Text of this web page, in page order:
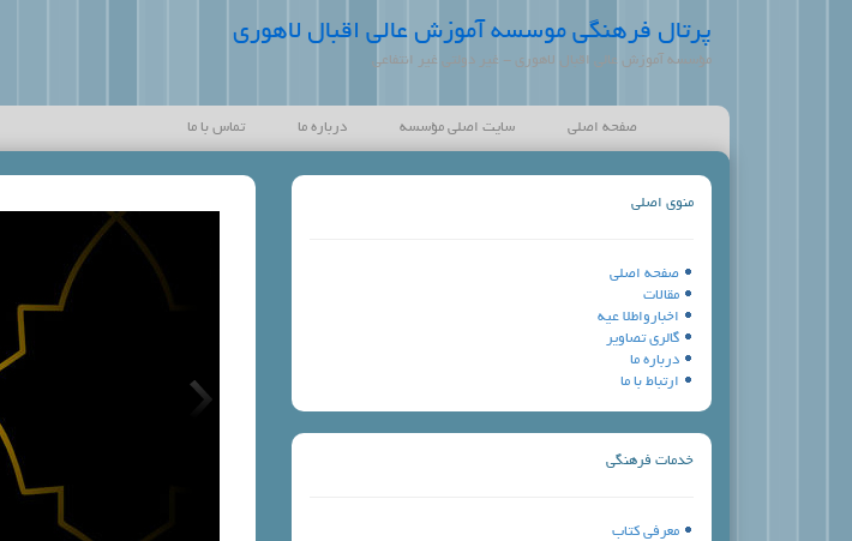
پرتال فرهنگی موسسه آموزش عالی اقبال لاهوری
مؤسسه آموزش عالی اقبال لاهوری - غیر دولتی غیر انتفاعی
صفحه اصلی سایت اصلی مؤسسه درباره ما تماس با ما
منوی اصلی
صفحه اصلی
مقالات
اخبارواطلا عيه
گالری تصاویر
درباره ما
ارتباط با ما
خدمات فرهنگي
معرفي كتاب